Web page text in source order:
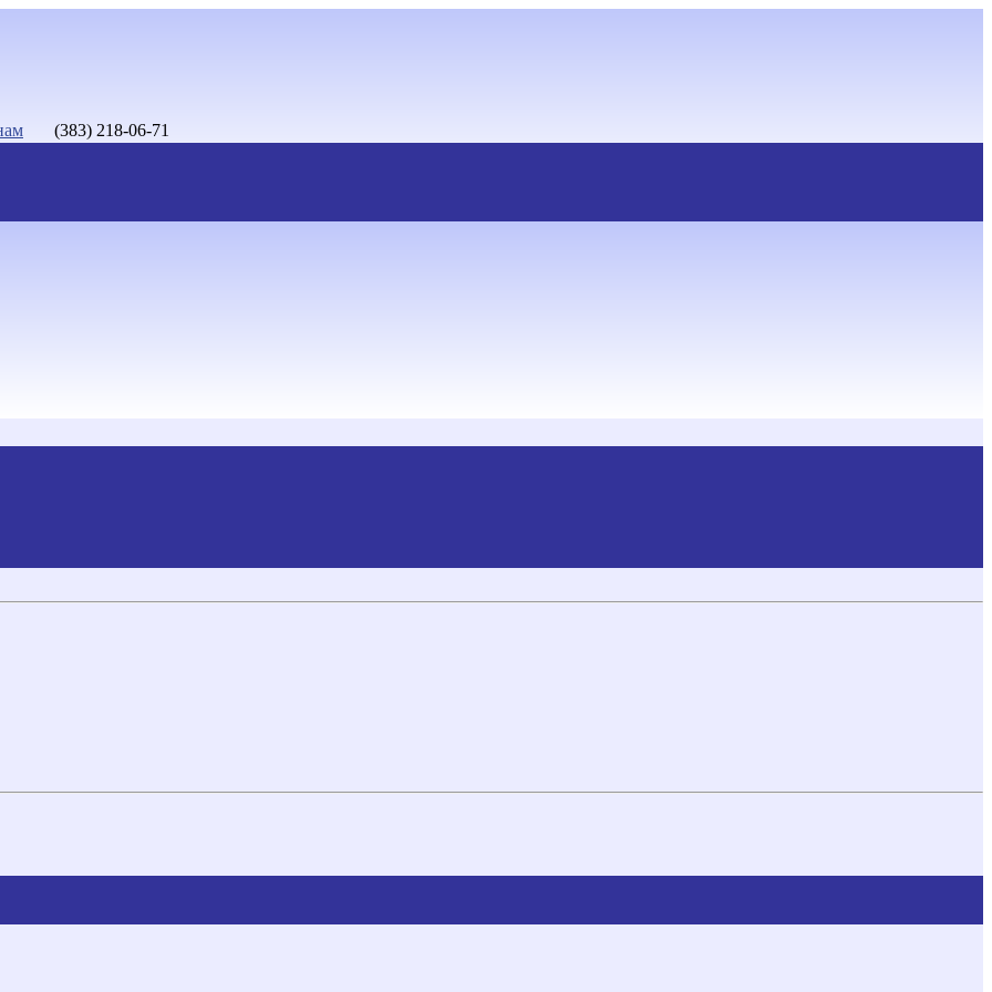
(383) 218-06-71